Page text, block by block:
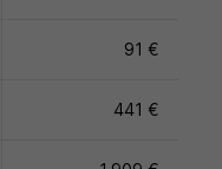
91 €
441 €